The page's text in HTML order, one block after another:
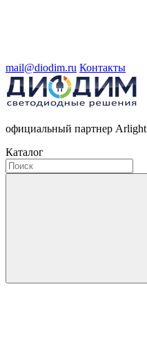
mail@diodim.ru Контакты
официальный партнер Arlight
Каталог